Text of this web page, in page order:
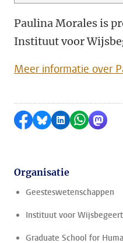
Paulina Morales is
Instituut voor
Meer informatie over
Delen op Facebook
Delen via Bluesky
Delen opDelen via
Organisatie
Geesteswetenschappen
Instituut voor
Graduate School for